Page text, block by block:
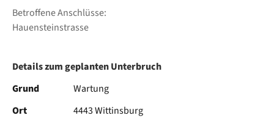
Betroffene Anschlüsse:
Hauensteinstrasse
Details zum geplanten Unterbruch
Grund
Wartung
Ort
4443 Wittinsburg